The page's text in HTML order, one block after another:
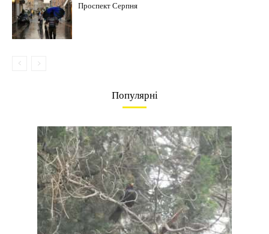
Проспект Серпня
Популярні